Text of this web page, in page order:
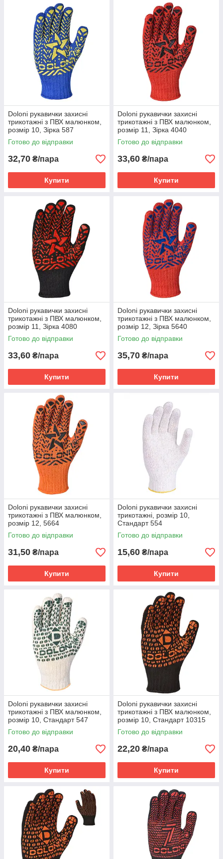
Doloni рукавички захисні
трикотажні з ПВХ малюнком,
розмір 10, Зірка 587
Готово до відправки
32,70 ₴/пара
Купити
Doloni рукавички захисні
трикотажні з ПВХ малюнком,
розмір 11, Зірка 4040
Готово до відправки
33,60 ₴/пара
Купити
Doloni рукавички захисні
трикотажні з ПВХ малюнком,
розмір 11, Зірка 4080
Готово до відправки
33,60 ₴/пара
Купити
Doloni рукавички захисні
трикотажні з ПВХ малюнком,
розмір 12, Зірка 5640
Готово до відправки
35,70 ₴/пара
Купити
Doloni рукавички захисні
трикотажні з ПВХ малюнком,
розмір 12, 5664
Готово до відправки
31,50 ₴/пара
Купити
Doloni рукавички захисні
трикотажні, розмір 10,
Стандарт 554
Готово до відправки
15,60 ₴/пара
Купити
Doloni рукавички захисні
трикотажні з ПВХ малюнком,
розмір 10, Стандарт 547
Готово до відправки
20,40 ₴/пара
Купити
Doloni рукавички захисні
трикотажні з ПВХ малюнком,
розмір 10, Стандарт 10315
Готово до відправки
22,20 ₴/пара
Купити